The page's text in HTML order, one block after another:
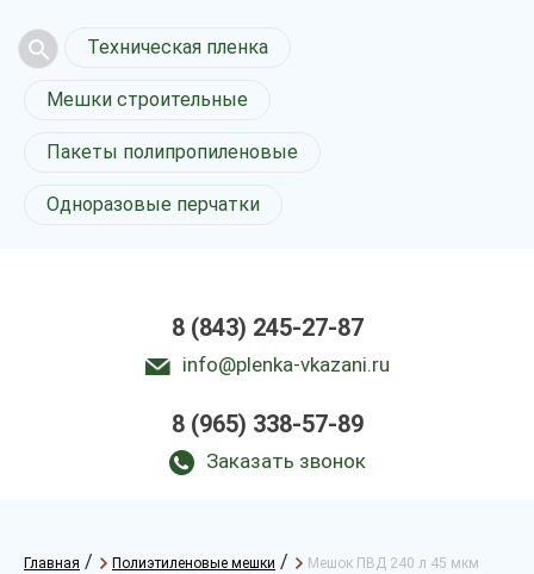
Техническая пленка
Мешки строительные
Пакеты полипропиленовые
Одноразовые перчатки
8 (843) 245-27-87
info@plenka-vkazani.ru
8 (965) 338-57-89
Заказать звонок
Главная / Полиэтиленовые мешки / Мешок ПВД 240 л 45 мкм